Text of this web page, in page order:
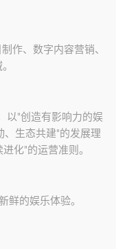
作、数字内容营销、
以"创造有影响力的娱
、生态共建"的发展理
化"的运营准则。
鲜的娱乐体验。